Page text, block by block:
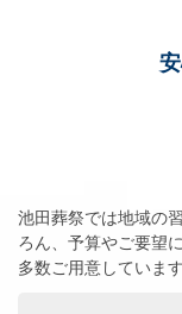
池田葬祭では地域の
ろん、 予算やご要望
多数ご用意しています